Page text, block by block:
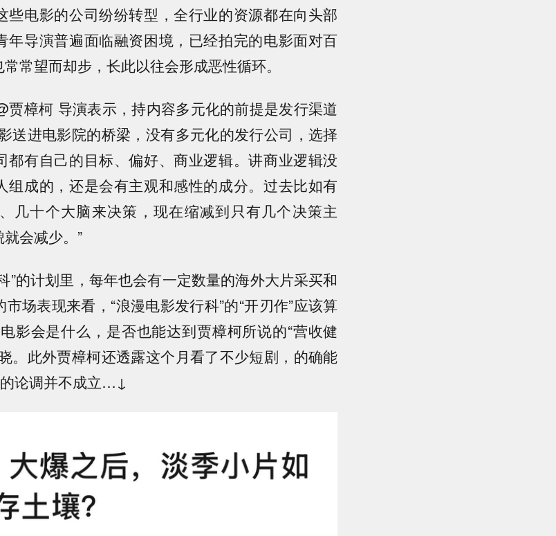
些电影的公司纷纷转型，全行业的资源都在向头部
年导演普遍面临融资困境，已经拍完的电影面对百
常望而却步，长此以往会形成恶性循环。
贾樟柯 导演表示，持内容多元化的前提是发行渠道
送进电影院的桥梁，没有多元化的发行公司，选择
都有自己的目标、偏好、商业逻辑。讲商业逻辑没
组成的，还是会有主观和感性的成分。过去比如有
几十个大脑来决策，现在缩减到只有几个决策主
会减少。”
”的计划里，每年也会有一定数量的海外大片采买和
场表现来看，“浪漫电影发行科”的“开刃作”应该算
影会是什么，是否也能达到贾樟柯所说的“营收健
。此外贾樟柯还透露这个月看了不少短剧，的确能
的论调并不成立…↓